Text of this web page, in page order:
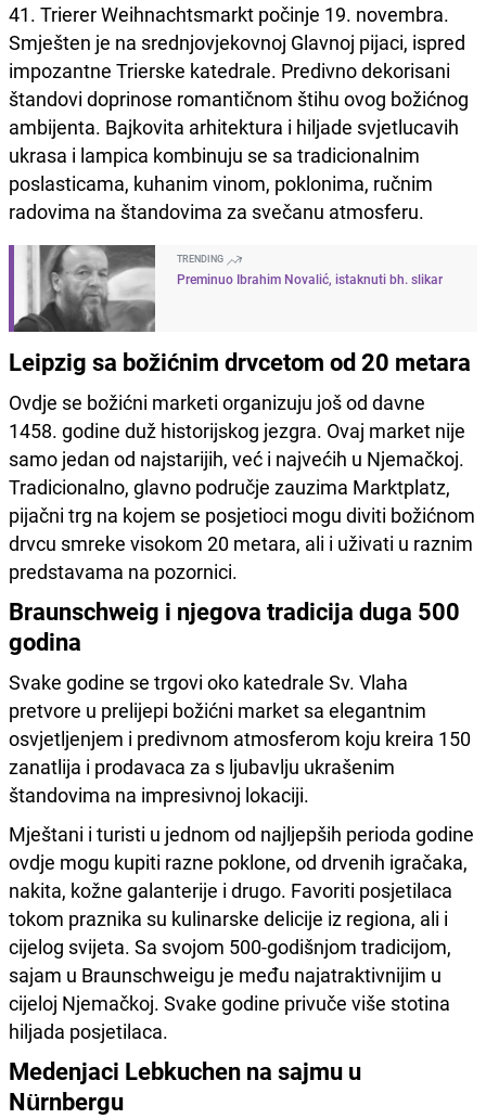
41. Trierer Weihnachtsmarkt počinje 19. novembra.
Smješten je na srednjovjekovnoj Glavnoj pijaci, ispred
impozantne Trierske katedrale. Predivno dekorisani
štandovi doprinose romantičnom štihu ovog božićnog
ambijenta. Bajkovita arhitektura i hiljade svjetlucavih
ukrasa i lampica kombinuju se sa tradicionalnim
poslasticama, kuhanim vinom, poklonima, ručnim
radovima na štandovima za svečanu atmosferu.
TRENDING
Preminuo Ibrahim Novalić, istaknuti bh. slikar
Leipzig sa božićnim drvcetom od 20 metara
Ovdje se božićni marketi organizuju još od davne
1458. godine duž historijskog jezgra. Ovaj market nije
samo jedan od najstarijih, već i najvećih u Njemačkoj.
Tradicionalno, glavno područje zauzima Marktplatz,
pijačni trg na kojem se posjetioci mogu diviti božićnom
drvcu smreke visokom 20 metara, ali i uživati u raznim
predstavama na pozornici.
Braunschweig i njegova tradicija duga 500
godina
Svake godine se trgovi oko katedrale Sv. Vlaha
pretvore u prelijepi božićni market sa elegantnim
osvjetljenjem i predivnom atmosferom koju kreira 150
zanatlija i prodavaca za s ljubavlju ukrašenim
štandovima na impresivnoj lokaciji.
Mještani i turisti u jednom od najljepših perioda godine
ovdje mogu kupiti razne poklone, od drvenih igračaka,
nakita, kožne galanterije i drugo. Favoriti posjetilaca
tokom praznika su kulinarske delicije iz regiona, ali i
cijelog svijeta. Sa svojom 500-godišnjom tradicijom,
sajam u Braunschweigu je među najatraktivnijim u
cijeloj Njemačkoj. Svake godine privuče više stotina
hiljada posjetilaca.
Medenjaci Lebkuchen na sajmu u
Nürnbergu